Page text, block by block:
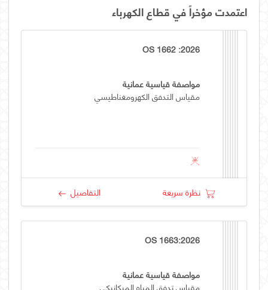
اعتمدت مؤخراً في قطاع الكهرباء
OS 1662 :2026
مواصفة قياسية عمانية
مقياس التدفق الكهرومغناطيسي
نظرة سريعة التفاصيل
OS 1663:2026
مواصفة قياسية عمانية
مقياس تدفق المياه الميكانيكي